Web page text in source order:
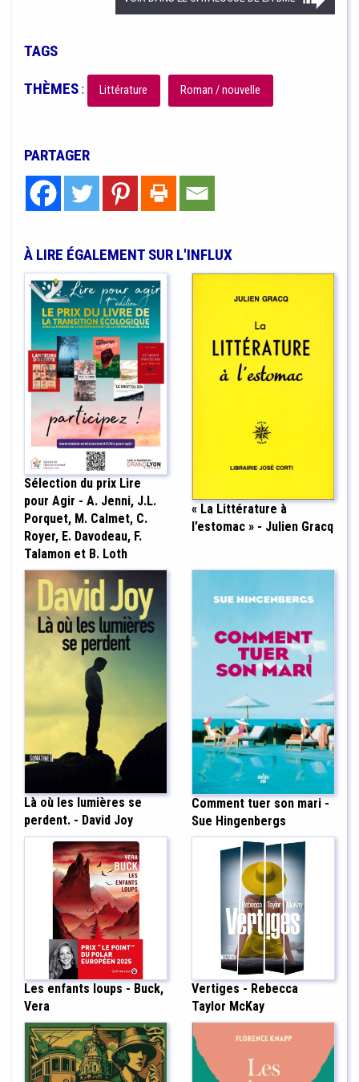
TAGS
THÈMES: Littérature Roman / nouvelle
PARTAGER
À LIRE ÉGALEMENT SUR L'INFLUX
Sélection du prix Lire
pour Agir - A. Jenni, J.L.
Porquet, M. Calmet, C.
Royer, E. Davodeau, F.
Talamon et B. Loth
« La Littérature à
l’estomac » - Julien Gracq
Là où les lumières se
perdent. - David Joy
Comment tuer son mari -
Sue Hingenbergs
Les enfants loups - Buck,
Vera
Vertiges - Rebecca
Taylor McKay